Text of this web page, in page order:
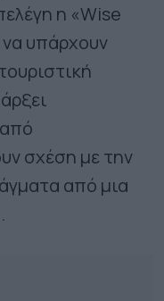
η «Wise
να υπάρχουν
σχέση με την
από μια